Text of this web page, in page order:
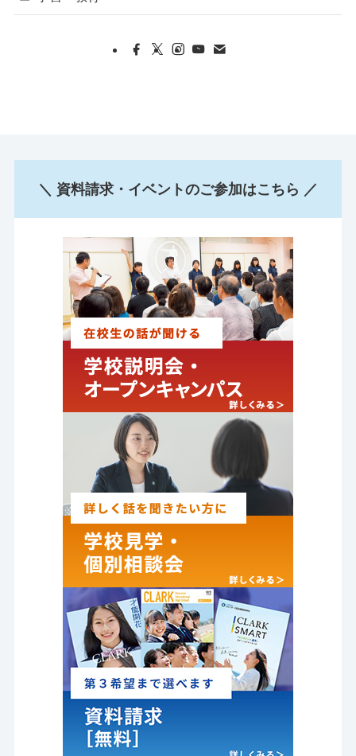
＼ 資料請求・イベントのご参加はこちら ／